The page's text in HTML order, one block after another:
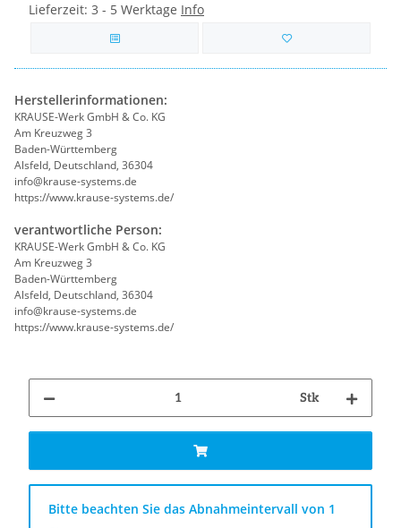
Lieferzeit: 3 - 5 Werktage Info
Herstellerinformationen:
KRAUSE-Werk GmbH & Co. KG
Am Kreuzweg 3
Baden-Württemberg
Alsfeld, Deutschland, 36304
info@krause-systems.de
https://www.krause-systems.de/
verantwortliche Person:
KRAUSE-Werk GmbH & Co. KG
Am Kreuzweg 3
Baden-Württemberg
Alsfeld, Deutschland, 36304
info@krause-systems.de
https://www.krause-systems.de/
Stk
x
Bitte beachten Sie das Abnahmeintervall von 1